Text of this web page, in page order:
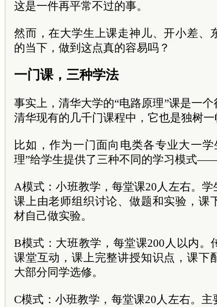
这是一件再平常不过的事。
然而，在大学生上课走神儿、开小差、
的当下，做到这点真的容易吗？
一门课，三种学法
事实上，清华大学的“电路原理”课是一
清华现有的几千门课程中，它也是独树
比如，作为一门面向电类各专业大一
理”给学生提供了三种不同的学习模式
A模式：小班教学，每堂课20人左右。
课上由老师组织讨论、做题和实验，课
材自己做实验。
B模式：大班教学，每堂课200人以内。
课堂互动，课上完整讲授知识点，课下
大部分同学选修。
C模式：小班教学，每堂课20人左右。